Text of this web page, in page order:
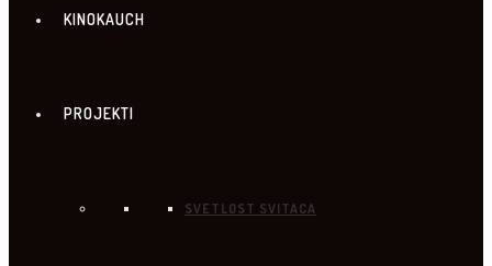
KINOKAUCH
PROJEKTI
SVETLOST SVITACA